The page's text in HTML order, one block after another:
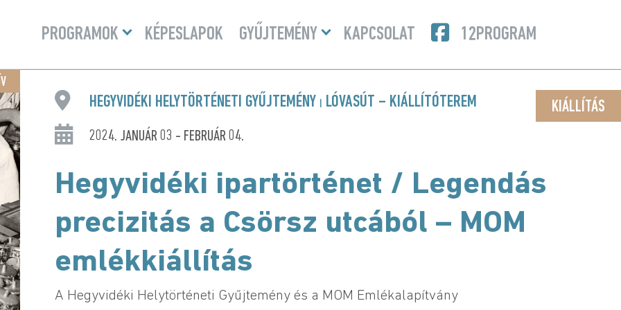
PROGRAMOK
Menü
lenyitásaKÉPESLAPOK GYŰJTEMÉNY
Menü
lenyitásaKAPCSOLAT 12PROGRAM
KIÁLLÍTÁS
HEGYVIDÉKI HELYTÖRTÉNETI GYŰJTEMÉNY LÓVASÚT – KIÁLLÍTÓTEREM
2024. JANUÁR 03 - FEBRUÁR 04.
Hegyvidéki ipartörténet / Legendás
precizitás a Csörsz utcából – MOM
emlékkiállítás
A Hegyvidéki Helytörténeti Gyűjtemény és a MOM Emlékalapítvány